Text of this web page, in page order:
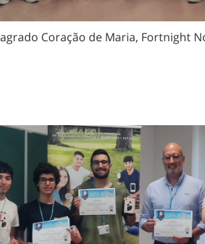
Coração de Maria, Fortnight